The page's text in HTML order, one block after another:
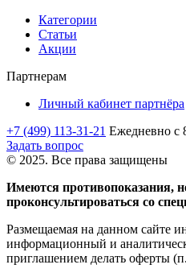
Категории
Статьи
Акции
Партнерам
Личный кабинет партнёра
+7 (499) 113-31-21 Ежедневно с
Задать вопрос
© 2025. Все права защищены
Имеются противопоказания,
проконсультироваться со
Размещаемая на данном сайте
информационный и
приглашением делать оферты